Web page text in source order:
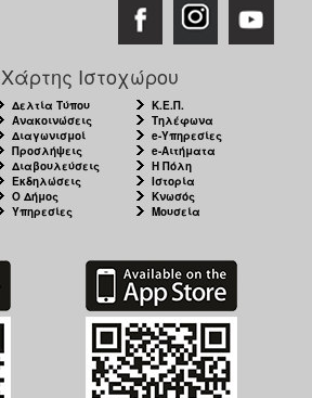
Χάρτης Ιστοχώρου
Δελτία Τύπου
Ανακοινώσεις
Διαγωνισμοί
Προσλήψεις
Διαβουλεύσεις
Εκδηλώσεις
Ο Δήμος
Υπηρεσίες
Κ.Ε.Π.
Τηλέφωνα
e-Υπηρεσίες
e-Αιτήματα
Η Πόλη
Ιστορία
Κνωσός
Μουσεία